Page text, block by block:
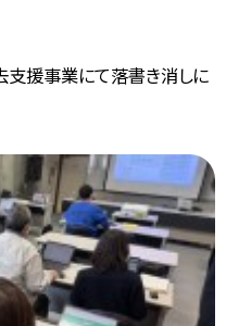
支援事業にて落書き消しに